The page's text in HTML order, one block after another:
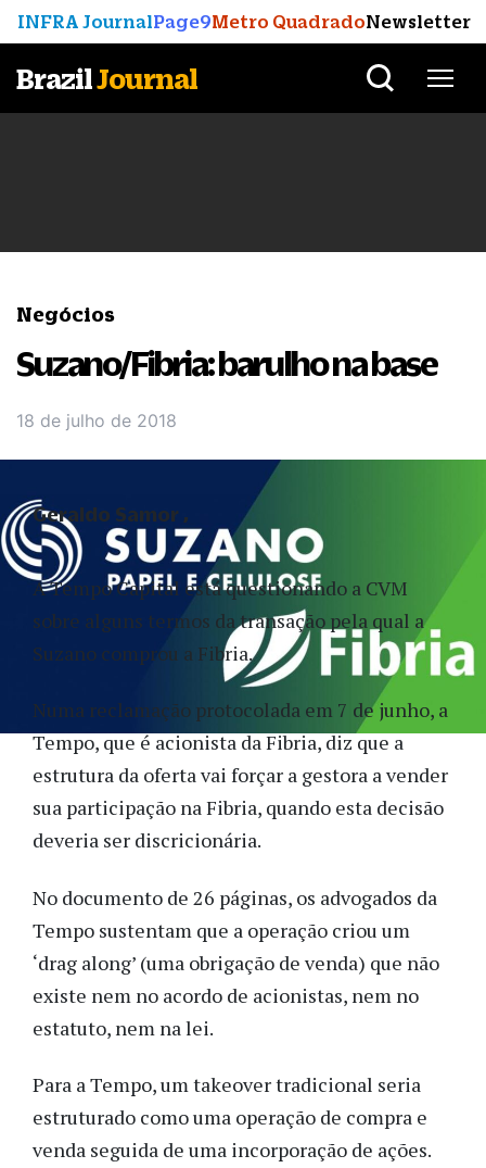
INFRA JournalPage9Metro QuadradoNewsletter
BrazilJournal
Negócios
Suzano/Fibria: barulho na base
18 de julho de 2018
A Tempo Capital está questionando a CVM
sobre alguns termos da transação pela qual a
Suzano comprou a Fibria.
Numa reclamação protocolada em 7 de junho, a
Tempo, que é acionista da Fibria, diz que a
estrutura da oferta vai forçar a gestora a vender
sua participação na Fibria, quando esta decisão
deveria ser discricionária.
No documento de 26 páginas, os advogados da
Tempo sustentam que a operação criou um
‘drag along’ (uma obrigação de venda) que não
existe nem no acordo de acionistas, nem no
estatuto, nem na lei.
Para a Tempo, um takeover tradicional seria
estruturado como uma operação de compra e
venda seguida de uma incorporação de ações.
Geraldo Samor